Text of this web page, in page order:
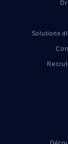
Solutions